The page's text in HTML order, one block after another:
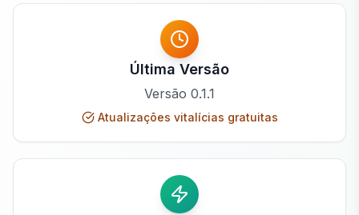
Última Versão
Versão 0.1.1
Atualizações vitalícias gratuitas